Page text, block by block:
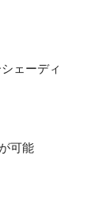
ェーディ
可能